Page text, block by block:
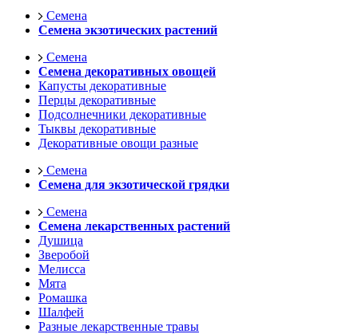
Семена
Семена экзотических растений
Семена
Семена декоративных овощей
Капусты декоративные
Перцы декоративные
Подсолнечники декоративные
Тыквы декоративные
Декоративные овощи разные
Семена
Семена для экзотической грядки
Семена
Семена лекарственных растений
Душица
Зверобой
Мелисса
Мята
Ромашка
Шалфей
Разные лекарственные травы